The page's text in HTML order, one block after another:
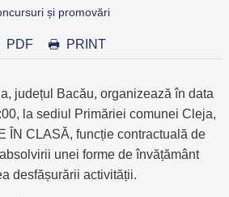
și promovări
PDF PRINT
județul Bacău, organizează în data
la sediul Primăriei comunei Cleja,
ÎN CLASĂ, funcție contractuală de
unei forme de învățământ
desfășurării activității.